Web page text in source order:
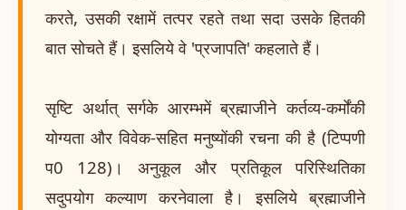
करते, उसकी रक्षामें तत्पर रहते तथा सदा उसके हितकी
बात सोचते हैं। इसलिये वे 'प्रजापति' कहलाते हैं।
सृष्टि अर्थात् सर्गके आरम्भमें ब्रह्माजीने कर्तव्य-कर्मोंकी
योग्यता और विवेक-सहित मनुष्योंकी रचना की है (टिप्पणी
प0 128)। अनुकूल और प्रतिकूल परिस्थितिका
सदुपयोग कल्याण करनेवाला है। इसलिये ब्रह्माजीने